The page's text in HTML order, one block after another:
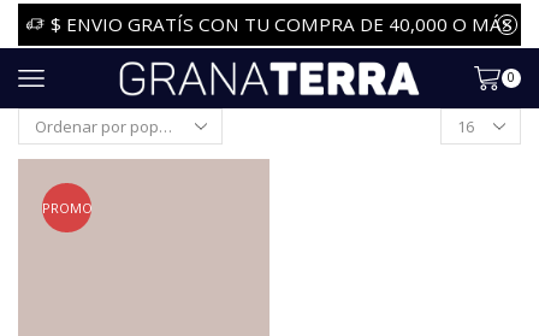
$ ENVIO GRATÍS CON TU COMPRA DE 40,000 O MÁS
0
PROMO